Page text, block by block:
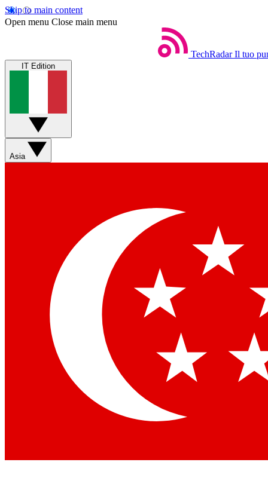
Skip to main content
Open menu Close main menu
TechRadar Il tuo
IT Edition
Asia